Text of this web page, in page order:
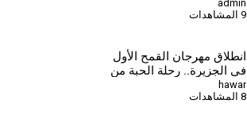
آليته من المحروقات
admin
9 المشاهدات
انطلاق مهرجان القمح الأول
في الجزيرة.. رحلة الحبة من
الحقل إلى المائدة
hawar
8 المشاهدات